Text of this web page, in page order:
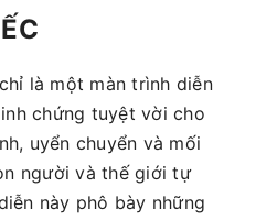
là một màn trình diễn
chứng tuyệt vời cho
uyển chuyển và mối
người và thế giới tự
này phô bày những